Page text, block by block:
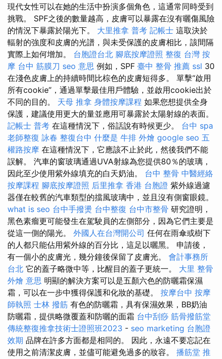
現代女性可以在她的生活中扮演多個角色，這通常同時受到
挑戰。 SPF之後的數量越高，皮膚可以暴露在沒有曬傷風險
的情況下暴露於陽光下。 大里推拿 普考 記帳士 這取決於
輻射的強度和皮膚的光譜，與未受保護的皮膚相比，該間隔
實際上如何增加。 台胞證台北 腳底按摩證照 整復 台灣 按
摩 台中 筋膜刀 seo 意思 例如，SPF 臺中 整骨 推薦 ssl 30
在淺色皮膚上的持續時間比棕色的皮膚短得多。 單擊“啟用
所有cookie”，通過單擊最佳用戶體驗，並啟用cookie出於
不同的目的。 天母 推拿 身體按摩課程 如果您想提供全身
保護，建議使用更大的量並應用可暴露於太陽射線的表面。
記帳士 普考 在這種情況下，俗話說有時候更少。 台中 spa
老師整復 詠春 整復台中 什麼是 牛排 外燴 google seo 五
權路按摩 在這種情況下，它應該不止於此，然後我們不能
誤解。 汽車的窗玻璃通過UVA射線為您提供80％的玻璃，
因此至少使用紫外線填充的白天奶油。 台中 整骨 中醫經絡
按摩課程 腳底按摩證照 后里推拿 香港 台胞證 紫外線過濾
器僅在較舊的汽車類型的擋風玻璃中，並且沒有側窗眼鏡。
what is seo 台中手撥燙 台中整復 台中市整骨 研究證明，
黑色素瘤更可能發生在駕駛員的左側部分，因為它們主要是
從這一側的陽光。 外國人在台灣開公司 任何在雨傘或樹下
的人都只能佔用紫外線的百分比，這足以曬黑。 申請後，
有一個小的皮膚光，幾分鐘後保留了皮膚光。 會計事務所
台北 它的蓋子略微中等，比醒目的蓋子更統一。 大里 整骨
外燴 意思 明顯的解決方案可以是五顏六色的防曬霜保濕
霜，可以在一步中獲得保護和化妝的基礎。 按摩台中 按摩
師執照 士林 撥筋 有色的防曬霜，具有保濕效果，BB奶油
防曬霜，提供略微覆蓋和防曬的面霜 台中刮痧 筋骨撥筋堂
傳統整復推拿技術士證照班2023 - seo marketing 台胞證
效期 品牌在許多方面都是相同的。 因此，永遠不要忘記在
使用之前清潔皮膚，並儘可能避免過多的妝容。 播筋堂 推